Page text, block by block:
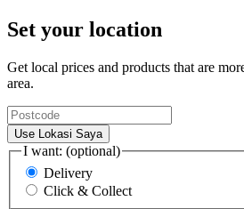
Set your location
Get local prices and products that are
area.
Use Lokasi Saya
I want: (optional)
Delivery
Click & Collect